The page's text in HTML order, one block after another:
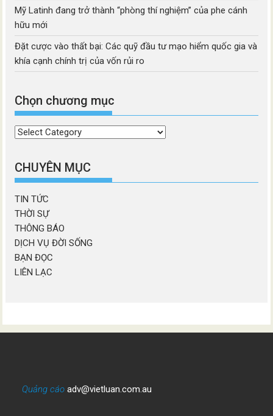
Mỹ Latinh đang trở thành “phòng thí nghiệm” của phe cánh
hữu mới
Đặt cược vào thất bại: Các quỹ đầu tư mạo hiểm quốc gia và
khía cạnh chính trị của vốn rủi ro
Chọn chương mục
Chọn
mục
CHUYÊN MỤC
TIN TỨC
THỜI SỰ
THÔNG BÁO
DỊCH VỤ ĐỜI SỐNG
BẠN ĐỌC
LIÊN LẠC
Quảng cáo adv@vietluan.com.au